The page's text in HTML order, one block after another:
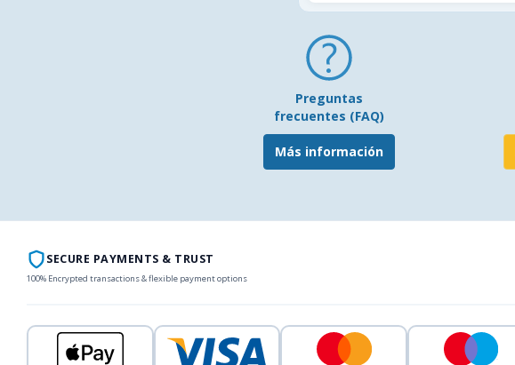
Preguntas
frecuentes (FAQ)
Más información
SECURE PAYMENTS & TRUST
100% Encrypted transactions & flexible payment options